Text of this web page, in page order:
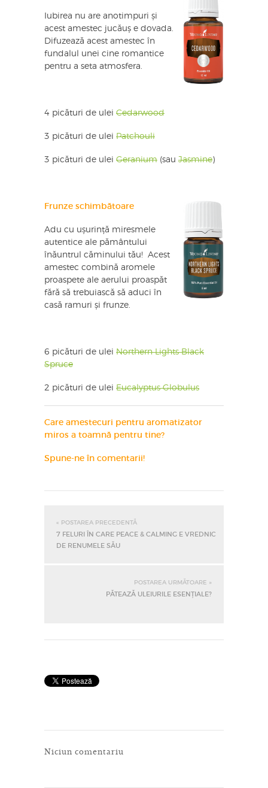
Iubirea nu are anotimpuri și
acest amestec jucăuș e dovada.
Difuzează acest amestec în
fundalul unei cine romantice
pentru a seta atmosfera.
4 picături de ulei Cedarwood
3 picături de ulei Patchouli
3 picături de ulei Geranium (sau Jasmine)
Frunze schimbătoare
Adu cu ușurință miresmele
autentice ale pământului
înăuntrul căminului tău! Acest
amestec combină aromele
proaspete ale aerului proaspăt
fără să trebuiască să aduci în
casă ramuri și frunze.
6 picături de ulei Northern Lights Black
Spruce
2 picături de ulei Eucalyptus Globulus
Care amestecuri pentru aromatizator
miros a toamnă pentru tine?
Spune-ne în comentarii!
« POSTAREA PRECEDENTĂ
7 FELURI ÎN CARE PEACE & CALMING E VREDNIC
DE RENUMELE SĂU
POSTAREA URMĂTOARE »
PĂTEAZĂ ULEIURILE ESENȚIALE?
Niciun comentariu